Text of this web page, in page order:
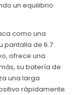
un equilibrio
como una
pantalla de 6.7
ofrece una
su batería de
una larga
rápidamente.